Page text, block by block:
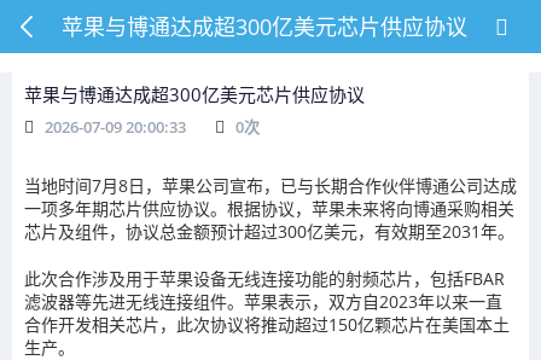
苹果与博通达成超300亿美元芯片供应协议
苹果与博通达成超300亿美元芯片供应协议
2026-07-09 20:00:33 0次
当地时间7月8日，苹果公司宣布，已与长期合作伙伴博通公司达成
一项多年期芯片供应协议。根据协议，苹果未来将向博通采购相关
芯片及组件，协议总金额预计超过300亿美元，有效期至2031年。
此次合作涉及用于苹果设备无线连接功能的射频芯片，包括FBAR
滤波器等先进无线连接组件。苹果表示，双方自2023年以来一直
合作开发相关芯片，此次协议将推动超过150亿颗芯片在美国本土
生产。